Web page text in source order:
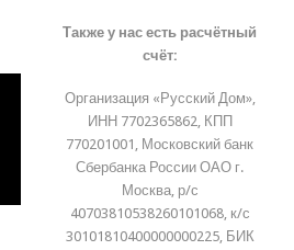
Также у нас есть расчётный
счёт:
Организация «Русский Дом»,
ИНН 7702365862, КПП
770201001, Московский банк
Сбербанка России ОАО г.
Москва, р/с
40703810538260101068, к/с
30101810400000000225, БИК